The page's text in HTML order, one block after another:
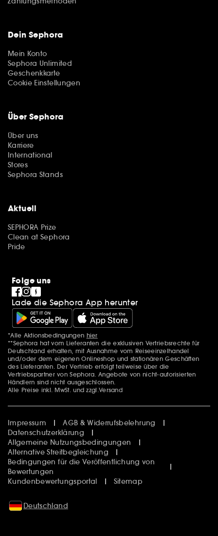
Dein Sephora
Mein Konto
Sephora Unlimited
Geschenkkarte
Cookie Einstellungen
Über Sephora
Über uns
Karriere
International
Stores
Sephora Stands
Aktuell
SEPHORA Prize
Clean at Sephora
Pride
Folge uns
Lade die Sephora App herunter
Zusätzlich Erwähnungen
*Alle Aktionsbedingungen hier
**Sephora hat vom Lieferanten die exklusiven Vertriebsrechte für
Deutschland erhalten, mit Ausnahme vom Reiseeinzelhandel
und/oder dem eigenen Onlineshop und stationären Geschäften
des Lieferanten. Der Vertrieb erfolgt teilweise über die
Vertriebspartner von Sephora. Angebote von nicht-autorisierten
Händlern sind nicht ausgeschlossen.
Alle Preise inkl. MwSt. und zzgl.Versand
Impressum
AGB & Widerrufsbelehrung
Datenschutzerklärung
Allgemeine Nutzungsbedingungen
Alternative Streitbegleichung
Bedingungen für die Veröffentlichung von
Bewertungen
Kundenbewertungsportal
Sitemap
Deutschland